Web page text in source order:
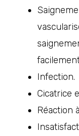
Infection.
Cicatrice
Réaction